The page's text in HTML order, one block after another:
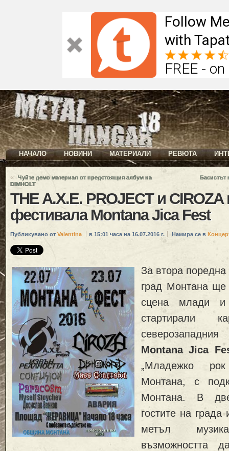
Follow
with
FREE -
НАЧАЛО НОВИНИ МАТЕРИАЛИ РЕВЮТА
«
Чуйте демо материал от предстоящия албум на
DIMHOLT
Басистът
THE A.X.E. PROJECT и
фестивала Montana Jica Fest
Публикувано от Valentina в 15:01 часа на 16.07.2016 г. Намира се в
За втора
град Монтана
сцена млади и
стартирали
Montana Jica
„Младежко
Монтана, с
Монтана. В
гостите на
метъл
възможността